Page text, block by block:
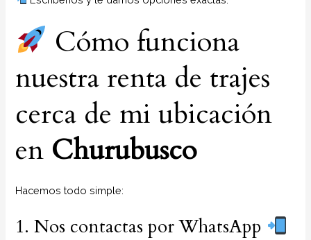
Cómo funciona
nuestra renta de trajes
cerca de mi ubicación
en Churubusco
Hacemos todo simple:
1. Nos contactas por WhatsApp